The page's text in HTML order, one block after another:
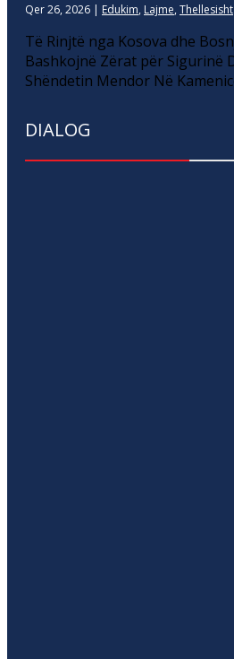
Qer 26, 2026 | Edukim, Lajme, Thellesisht
Të Rinjtë nga Kosova dhe
Bashkojnë Zërat për Sigurinë
Shëndetin Mendor Në
DIALOG